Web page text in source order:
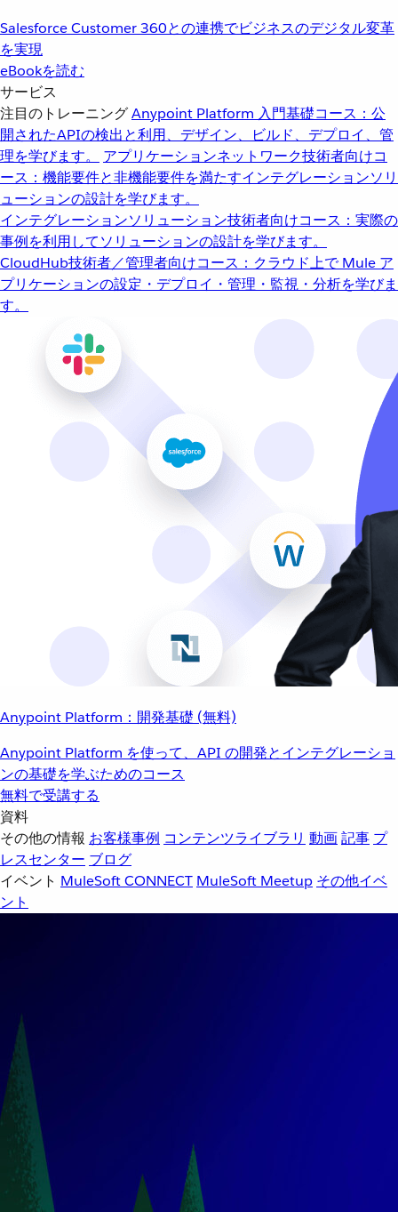
Salesforce Customer 360との連携でビジネスのデジタル変革
を実現
eBookを読む
サービス
注目のトレーニングAnypoint Platform 入門基礎コース：公
開されたAPIの検出と利用、デザイン、ビルド、デプロイ、管
理を学びます。
アプリケーションネットワーク技術者向けコ
ース：機能要件と非機能要件を満たすインテグレーションソリ
ューションの設計を学びます。
インテグレーションソリューション技術者向けコース：実際の
事例を利用してソリューションの設計を学びます。
CloudHub技術者／管理者向けコース：クラウド上で Mule ア
プリケーションの設定・デプロイ・管理・監視・分析を学びま
す。
Anypoint Platform：開発基礎 (無料)
Anypoint Platform を使って、API の開発とインテグレーショ
ンの基礎を学ぶためのコース
無料で受講する
資料
その他の情報 お客様事例 コンテンツライブラリ 動画記事 プ
レスセンター ブログ
イベント MuleSoft CONNECT MuleSoft Meetup その他イベ
ント